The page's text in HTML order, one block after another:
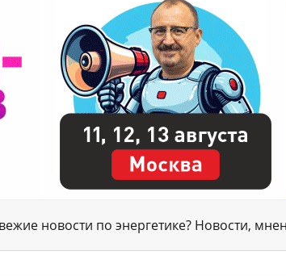
новости по энергетике? Новости,